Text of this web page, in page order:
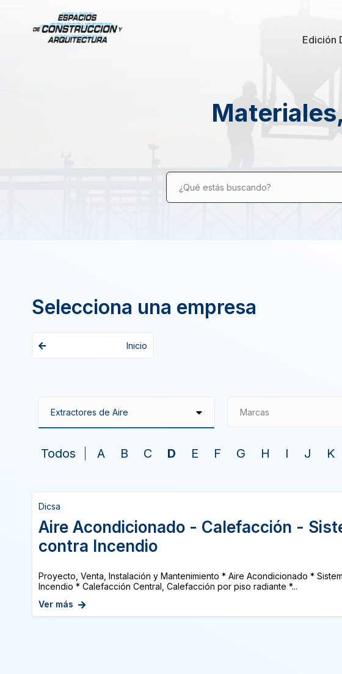
Edición
¿Qué estás buscando?
Selecciona una empresa
Inicio
Marcas
Todos A B C D E F G H I J K
Dicsa
Aire Acondicionado - Calefacción -
contra Incendio
Proyecto, Venta, Instalación y Mantenimiento * Aire Acondicionado *
Incendio * Calefacción Central, Calefacción por piso radiante *...
Ver más